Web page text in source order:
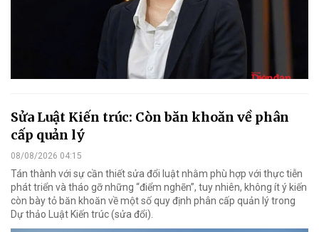
Sửa Luật Kiến trúc: Còn băn khoăn về phân
cấp quản lý
08/08/2026 04:15
Tán thành với sự cần thiết sửa đổi luật nhằm phù hợp với thực tiễn
phát triển và tháo gỡ những “điểm nghẽn”, tuy nhiên, không ít ý kiến
còn bày tỏ băn khoăn về một số quy định phân cấp quản lý trong
Dự thảo Luật Kiến trúc (sửa đổi).